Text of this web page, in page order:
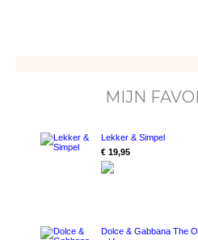
MIJN
Lekker & Simpel
€ 19,95
Dolce & Gabbana The